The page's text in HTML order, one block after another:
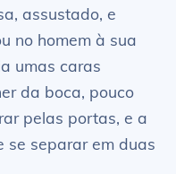
assustado, e
no homem à sua
umas caras
da boca, pouco
pelas portas, e a
se separar em duas